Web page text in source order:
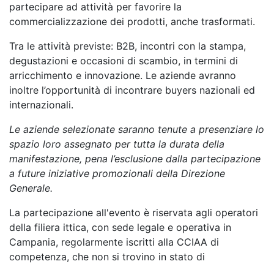
partecipare ad attività per favorire la
commercializzazione dei prodotti, anche trasformati.
Tra le attività previste: B2B, incontri con la stampa,
degustazioni e occasioni di scambio, in termini di
arricchimento e innovazione. Le aziende avranno
inoltre l’opportunità di incontrare buyers nazionali ed
internazionali.
Le aziende selezionate saranno tenute a presenziare lo
spazio loro assegnato per tutta la durata della
manifestazione, pena l’esclusione dalla partecipazione
a future iniziative promozionali della Direzione
Generale.
La partecipazione all'evento è riservata agli operatori
della filiera ittica, con sede legale e operativa in
Campania, regolarmente iscritti alla CCIAA di
competenza, che non si trovino in stato di